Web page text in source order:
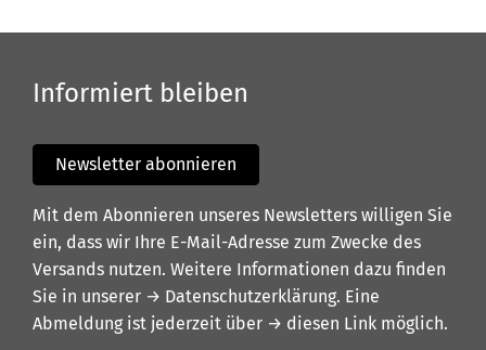
Informiert bleiben
Newsletter abonnieren
Mit dem Abonnieren unseres Newsletters willigen Sie
ein, dass wir Ihre E-Mail-Adresse zum Zwecke des
Versands nutzen. Weitere Informationen dazu finden
Sie in unserer → Datenschutzerklärung. Eine
Abmeldung ist jederzeit über → diesen Link möglich.